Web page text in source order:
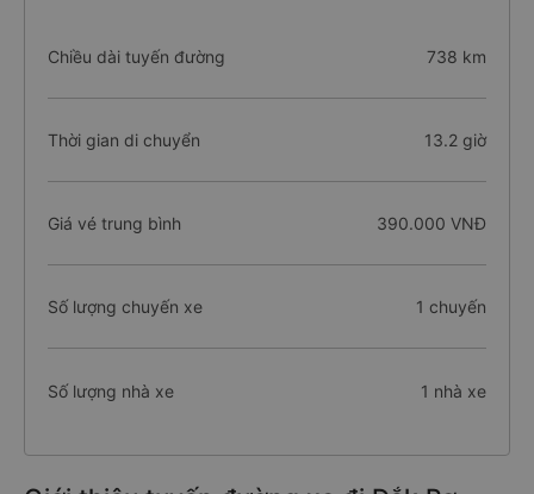
Chiều dài tuyến đường 738 km
Thời gian di chuyển 13.2 giờ
Giá vé trung bình 390.000 VNĐ
Số lượng chuyến xe 1 chuyến
Số lượng nhà xe 1 nhà xe